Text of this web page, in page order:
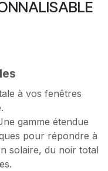
à vos fenêtres
gamme étendue
pour répondre à
solaire, du noir total